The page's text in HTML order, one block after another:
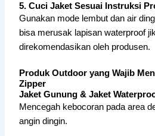
5. Cuci Jaket Sesuai Instruksi
Gunakan mode lembut dan air
bisa merusak lapisan waterproof
direkomendasikan oleh produsen.
Produk Outdoor yang Wajib
Zipper
Jaket Gunung & Jaket
Mencegah kebocoran pada area
angin dingin.